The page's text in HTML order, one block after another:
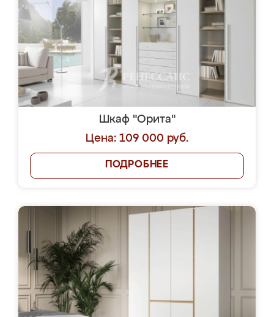
Шкаф "Орита"
Цена: 109 000 руб.
ПОДРОБНЕЕ